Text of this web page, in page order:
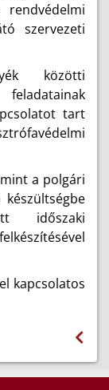
szervezeti
közötti
tart
a polgári
készültségbe
időszaki
kapcsolatos